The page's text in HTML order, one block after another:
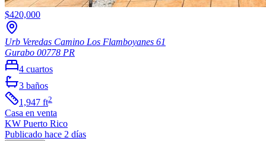
$420,000
Urb Veredas Camino Los Flamboyanes 61
Gurabo 00778 PR
4 cuartos
3 baños
1,947 ft2
Casa en venta
KW Puerto Rico
Publicado hace 2 días